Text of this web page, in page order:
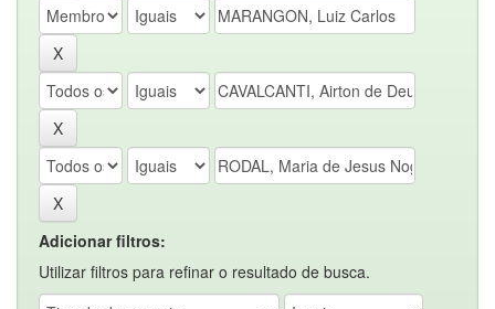
Adicionar filtros:
Utilizar filtros para refinar o resultado de busca.